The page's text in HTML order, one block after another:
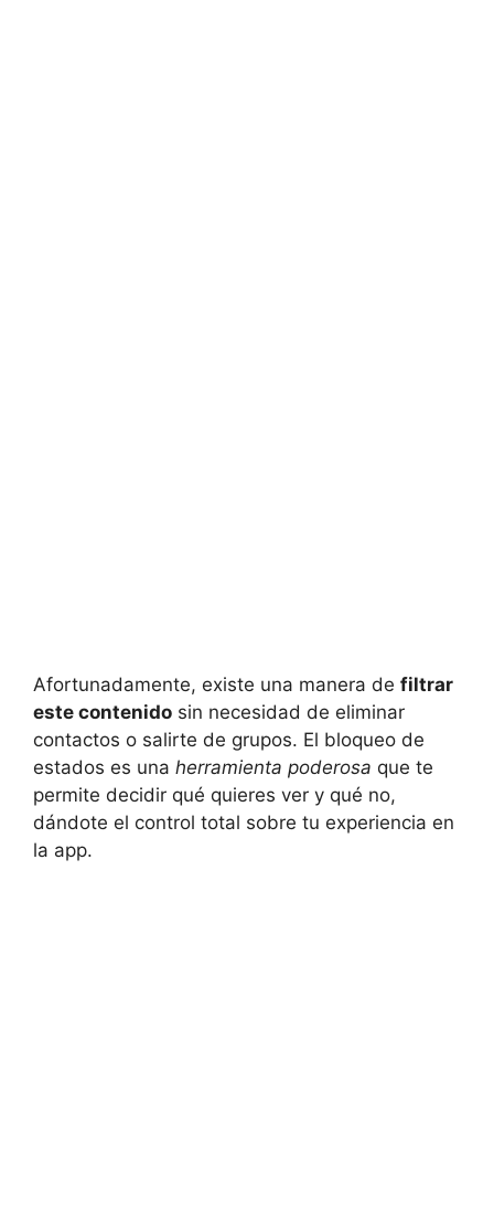
Afortunadamente, existe una manera de filtrar
este contenido sin necesidad de eliminar
contactos o salirte de grupos. El bloqueo de
estados es una herramienta poderosa que te
permite decidir qué quieres ver y qué no,
dándote el control total sobre tu experiencia en
la app.